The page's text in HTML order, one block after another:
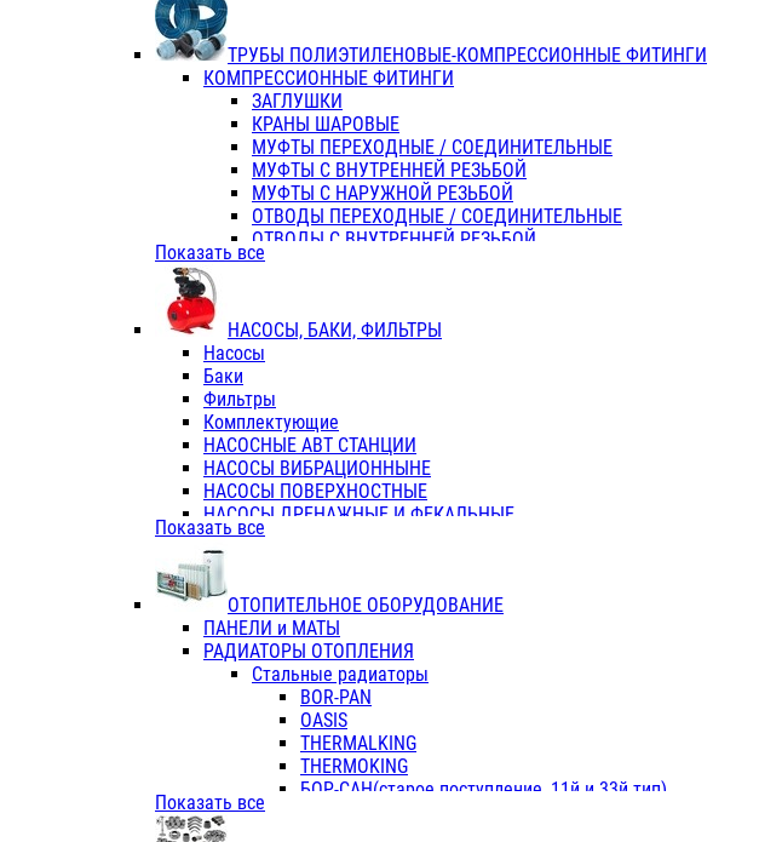
Отвертки
Хоз. инвентарь
ЭЛ. ИНСТРУМЕНТ OASIS
ТРУБЫ ПОЛИЭТИЛЕНОВЫЕ-КОМПРЕССИОННЫЕ ФИТИНГИ
КОМПРЕССИОННЫЕ ФИТИНГИ
ЗАГЛУШКИ
КРАНЫ ШАРОВЫЕ
МУФТЫ ПЕРЕХОДНЫЕ / СОЕДИНИТЕЛЬНЫЕ
МУФТЫ С ВНУТРЕННЕЙ РЕЗЬБОЙ
МУФТЫ С НАРУЖНОЙ РЕЗЬБОЙ
ОТВОДЫ ПЕРЕХОДНЫЕ / СОЕДИНИТЕЛЬНЫЕ
ОТВОДЫ С ВНУТРЕННЕЙ РЕЗЬБОЙ
ОТВОДЫ С НАРУЖНОЙ РЕЗЬБОЙ
ТРОЙНИКИ ПЕРЕХОДНЫЕ / СОЕДИНИТЕЛЬНЫЕ
ТРОЙНИКИ С ВНУТРЕННЕЙ РЕЗЬБОЙ
КОЛЬЦА РЕЗИНОВЫЕ
ТРУБЫ НАПОРНЫЕ
ТРУБЫ ГОФРИРОВАННЫЕ ДВУХСЛ.
ТРУБЫ ПОЛИЭТИЛЕНОВЫЕ
Показать все
НАСОСЫ, БАКИ, ФИЛЬТРЫ
Насосы
Баки
Фильтры
Комплектующие
НАСОСНЫЕ АВТ СТАНЦИИ
НАСОСЫ ВИБРАЦИОННЫНЕ
НАСОСЫ ПОВЕРХНОСТНЫЕ
НАСОСЫ ДРЕНАЖНЫЕ И ФЕКАЛЬНЫЕ
НАСОСЫ ПОВЫСИТ и ЦИРКУЛЯЦИОННЫЕ
НАСОСЫ СКВАЖИННЫЕ
Показать все
ОТОПИТЕЛЬНОЕ ОБОРУДОВАНИЕ
ПАНЕЛИ и МАТЫ
РАДИАТОРЫ ОТОПЛЕНИЯ
Стальные радиаторы
BOR-PAN
OASIS
THERMALKING
THERMOKING
БОР-САН(старое поступление, 11й и 33й тип)
Показать все